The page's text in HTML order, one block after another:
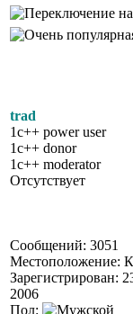
trad
1c++ power user
1c++ donor
1c++ moderator
Отсутствует
Сообщений: 3051
Местоположение:
Зарегистрирован:
2006
Пол: